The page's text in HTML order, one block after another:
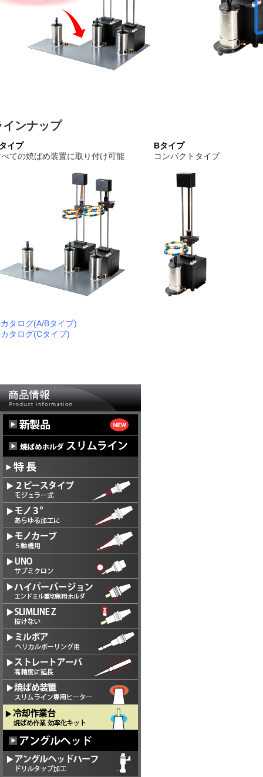
インナップ
イプ
ての焼ばめ装置に取り付け可能
Bタイプ
コンパクトタイプ
タログ(A/Bタイプ)
タログ(Cタイプ)